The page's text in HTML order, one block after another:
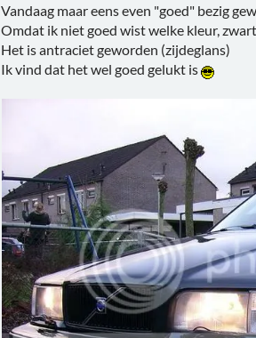
Vandaag maar eens even "goed" bezig
Omdat ik niet goed wist welke kleur,
Het is antraciet geworden (zijdeglans)
Ik vind dat het wel goed gelukt is